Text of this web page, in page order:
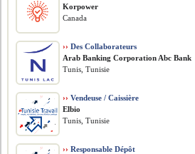
Korpower
Canada
›› Des Collaborateurs
Arab Banking Corporation Abc Bank
Tunis, Tunisie
›› Vendeuse / Caissière
Elbio
Tunis, Tunisie
›› Responsable Dépôt